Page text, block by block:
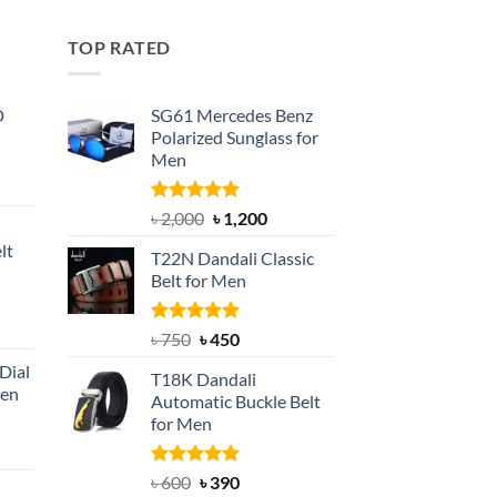
TOP RATED
SG61 Mercedes Benz
Polarized Sunglass for
Men
Rated5.00
out of 5
৳2,000 Original
was:
৳ 2,000.
৳1,200Current
is:
T22N Dandali Classic
Belt for Men
Rated5.00
৳750 Original
was:
৳ 750.
৳450Current
is:
৳ 450.
T18K Dandali
Automatic Buckle Belt
for Men
Rated5.00
৳600 Original
৳390Current